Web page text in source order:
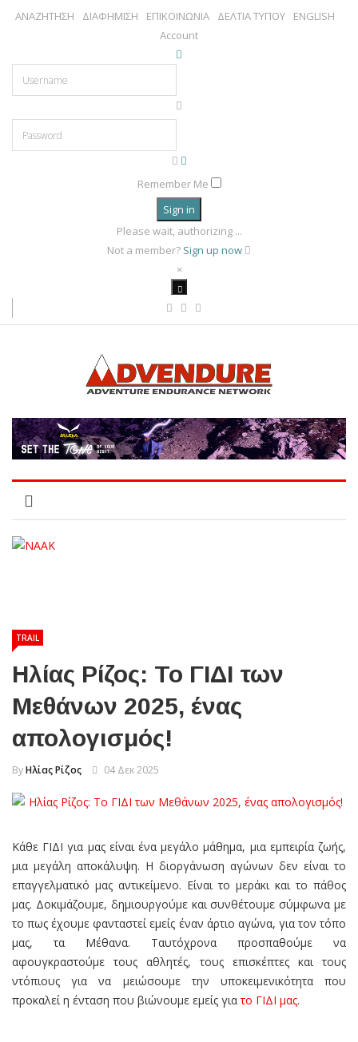
ΑΝΑΖΗΤΗΣΗ ΔΙΑΦΗΜΙΣΗ ΕΠΙΚΟΙΝΩΝΙΑ ΔΕΛΤΙΑ ΤΥΠΟΥ
ENGLISH
Account
Remember Me
Sign in
Please wait, authorizing ...
Not a member? Sign up now
×
TRAIL
Ηλίας Ρίζος: Το ΓΙΔΙ των
Μεθάνων 2025, ένας
απολογισμός!
ByΗλίας Ρίζος 04 Δεκ 2025
Κάθε ΓΙΔΙ για μας είναι ένα μεγάλο μάθημα, μια εμπειρία ζωής,
μια μεγάλη αποκάλυψη. H διοργάνωση αγώνων δεν είναι το
επαγγελματικό μας αντικείμενο. Είναι το μεράκι και το πάθος
μας. Δοκιμάζουμε, δημιουργούμε και συνθέτουμε σύμφωνα με
το πως έχουμε φανταστεί εμείς έναν άρτιο αγώνα, για τον τόπο
μας, τα Μέθανα. Ταυτόχρονα προσπαθούμε να
αφουγκραστούμε τους αθλητές, τους επισκέπτες και τους
ντόπιους για να μειώσουμε την υποκειμενικότητα που
προκαλεί η ένταση που βιώνουμε εμείς γιατο ΓΙΔΙ μας.